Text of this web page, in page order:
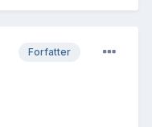
Forfatter